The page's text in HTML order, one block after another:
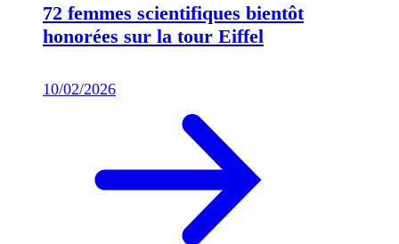
72 femmes scientifiques bientôt
honorées sur la tour Eiffel
10/02/2026